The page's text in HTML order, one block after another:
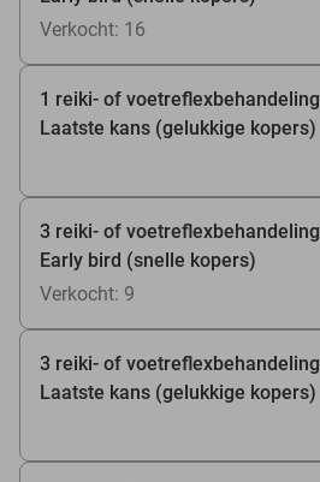
Verkocht: 16
1 reiki- of
Laatste kans (gelukkige kopers)
3 reiki- of
Early bird (snelle kopers)
Verkocht: 9
3 reiki- of
Laatste kans (gelukkige kopers)